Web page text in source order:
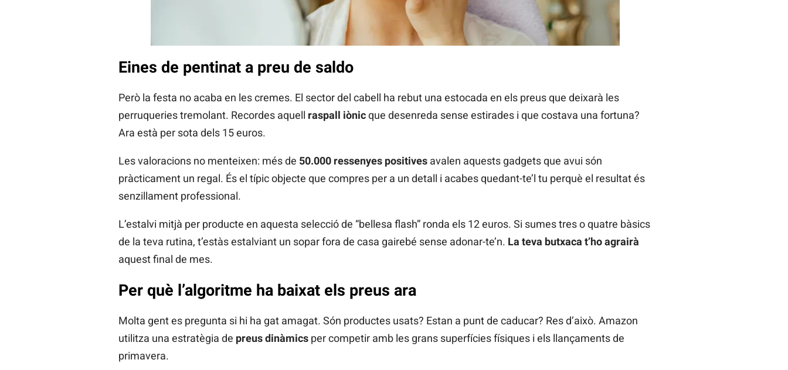
Eines de pentinat a preu de saldo
Però la festa no acaba en les cremes. El sector del cabell ha rebut una estocada en els preus que deixarà les
perruqueries tremolant. Recordes aquell raspall iònicque desenreda sense estirades i que costava una fortuna?
Ara està per sota dels 15 euros.
Les valoracions no menteixen: més de 50.000 ressenyes positivesavalen aquests gadgets que avui són
pràcticament un regal. És el típic objecte que compres per a un detall i acabes quedant-te’l tu perquè el resultat és
senzillament professional.
L’estalvi mitjà per producte en aquesta selecció de “bellesa flash” ronda els 12 euros. Si sumes tres o quatre bàsics
de la teva rutina, t’estàs estalviant un sopar fora de casa gairebé sense adonar-te’n. La teva butxaca t’ho agrairà
aquest final de mes.
Per què l’algoritme ha baixat els preus ara
Molta gent es pregunta si hi ha gat amagat. Són productes usats? Estan a punt de caducar? Res d’això. Amazon
utilitza una estratègia de preus dinàmicsper competir amb les grans superfícies físiques i els llançaments de
primavera.